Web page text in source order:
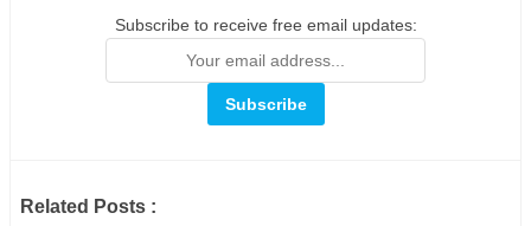
Subscribe to receive free email updates:
Related Posts :